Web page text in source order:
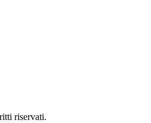
riservati.